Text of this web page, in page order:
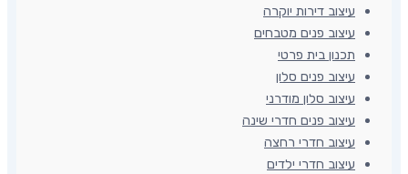
עיצוב דירות יוקרה
עיצוב פנים מטבחים
תכנון בית פרטי
עיצוב פנים סלון
עיצוב סלון מודרני
עיצוב פנים חדרי שינה
עיצוב חדרי רחצה
עיצוב חדרי ילדים